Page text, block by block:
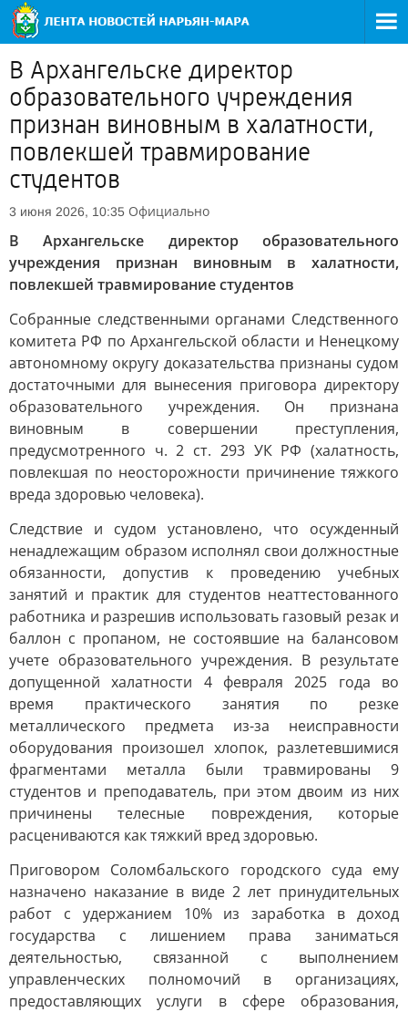
В Архангельске директор
образовательного учреждения
признан виновным в халатности,
повлекшей травмирование
студентов
3 июня 2026, 10:35 Официально
В Архангельске директор образовательного
учреждения признан виновным в халатности,
повлекшей травмирование студентов
Собранные следственными органами Следственного
комитета РФ по Архангельской области и Ненецкому
автономному округу доказательства признаны судом
достаточными для вынесения приговора директору
образовательного учреждения. Он признана
виновным в совершении преступления,
предусмотренного ч. 2 ст. 293 УК РФ (халатность,
повлекшая по неосторожности причинение тяжкого
вреда здоровью человека).
Следствие и судом установлено, что осужденный
ненадлежащим образом исполнял свои должностные
обязанности, допустив к проведению учебных
занятий и практик для студентов неаттестованного
работника и разрешив использовать газовый резак и
баллон с пропаном, не состоявшие на балансовом
учете образовательного учреждения. В результате
допущенной халатности 4 февраля 2025 года во
время практического занятия по резке
металлического предмета из-за неисправности
оборудования произошел хлопок, разлетевшимися
фрагментами металла были травмированы 9
студентов и преподаватель, при этом двоим из них
причинены телесные повреждения, которые
расцениваются как тяжкий вред здоровью.
Приговором Соломбальского городского суда ему
назначено наказание в виде 2 лет принудительных
работ с удержанием 10% из заработка в доход
государства с лишением права заниматься
деятельностью, связанной с выполнением
управленческих полномочий в организациях,
предоставляющих услуги в сфере образования,